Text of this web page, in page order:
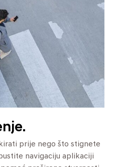
prije nego što stignete
navigaciju aplikaciji